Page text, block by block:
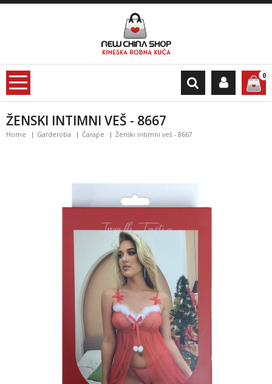
0
ŽENSKI INTIMNI VEŠ - 8667
Home Garderoba Čarape Ženski intimni veš - 8667